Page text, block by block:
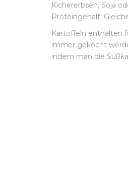
Kichererbsen, Soja
Proteingehalt.
Kartoffeln enthalten
immer gekocht
indem man die